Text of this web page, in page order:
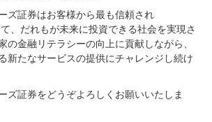
ズ証券はお客様から最も信頼され
、だれもが未来に投資できる社会を実現さ
の金融リテラシーの向上に貢献しながら、
新たなサービスの提供にチャレンジし続け
ズ証券をどうぞよろしくお願いいたしま